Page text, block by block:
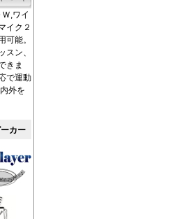
,ワイ
イク２
可能。
スン、
きま
で運動
外を
カー